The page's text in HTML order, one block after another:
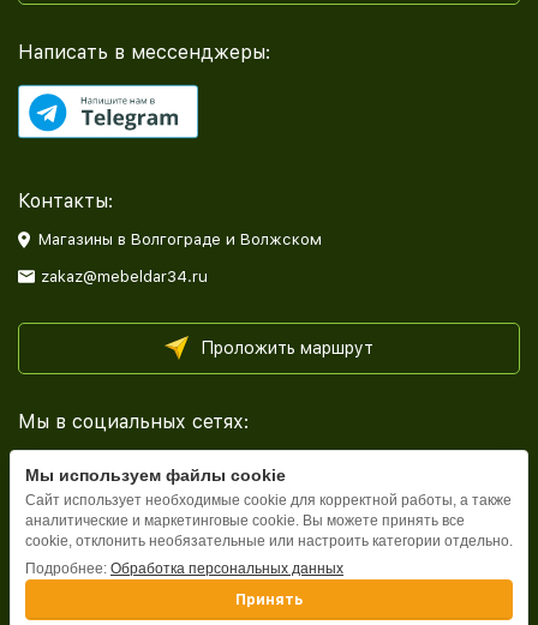
Написать в мессенджеры:
Контакты:
Магазины в Волгограде и Волжском
zakaz@mebeldar34.ru
Проложить маршрут
Мы в социальных сетях:
Каталог
Мы используем файлы cookie
Сайт использует необходимые cookie для корректной работы, а также
аналитические и маркетинговые cookie. Вы можете принять все
cookie, отклонить необязательные или настроить категории отдельно.
Подробнее: Обработка персональных данных
Принять